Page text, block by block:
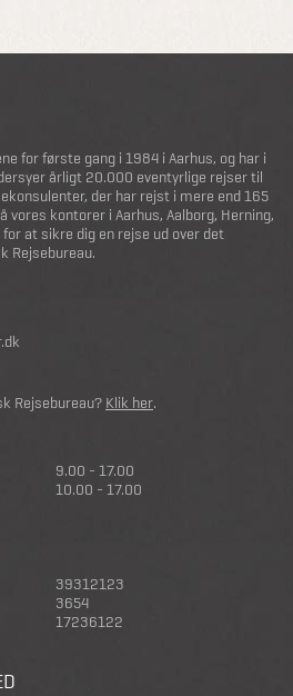
for første gang i 1984 i Aarhus, og har i
årligt 20.000 eventyrlige rejser til
der har rejst i mere end 165
vores kontorer i Aarhus, Aalborg, Herning,
for at sikre dig en rejse ud over det
Rejsebureau.
Rejsebureau? Klik her.
9.00 - 17.00
10.00 - 17.00
39312123
3654
17236122